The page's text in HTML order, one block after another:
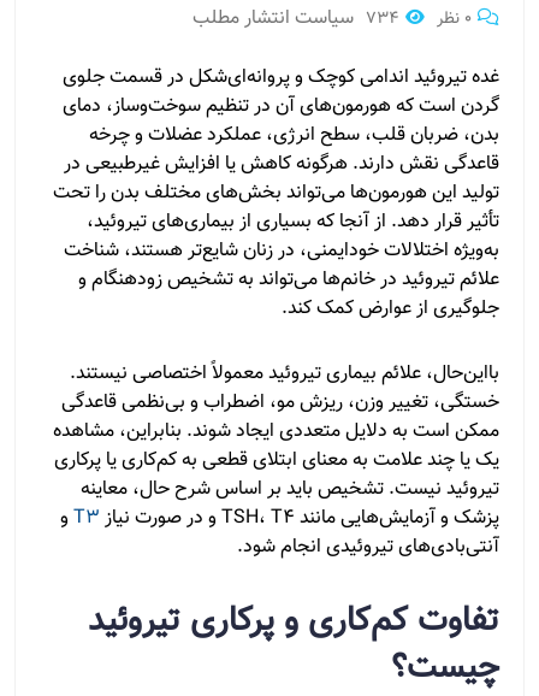
0 نظر
734 سیاست انتشار مطلب
غده تیروئید اندامی کوچک و پروانه‌ای‌شکل در قسمت جلوی
گردن است که هورمون‌های آن در تنظیم سوخت‌وساز، دمای
بدن، ضربان قلب، سطح انرژی، عملکرد عضلات و چرخه
قاعدگی نقش دارند. هرگونه کاهش یا افزایش غیرطبیعی در
تولید این هورمون‌ها می‌تواند بخش‌های مختلف بدن را تحت
تأثیر قرار دهد. از آنجا که بسیاری از بیماری‌های تیروئید،
به‌ویژه اختلالات خودایمنی، در زنان شایع‌تر هستند، شناخت
علائم تیروئید در خانم‌ها می‌تواند به تشخیص زودهنگام و
جلوگیری از عوارض کمک کند.
بااین‌حال، علائم بیماری تیروئید معمولاً اختصاصی نیستند.
خستگی، تغییر وزن، ریزش مو، اضطراب و بی‌نظمی قاعدگی
ممکن است به دلایل متعددی ایجاد شوند. بنابراین، مشاهده
یک یا چند علامت به معنای ابتلای قطعی به کم‌کاری یا پرکاری
تیروئید نیست. تشخیص باید بر اساس شرح حال، معاینه
پزشک و آزمایش‌هایی مانند TSH، T4 و در صورت نیاز
T3 و
آنتی‌بادی‌های تیروئیدی انجام شود.
تفاوت کم‌کاری و پرکاری تیروئید
چیست؟